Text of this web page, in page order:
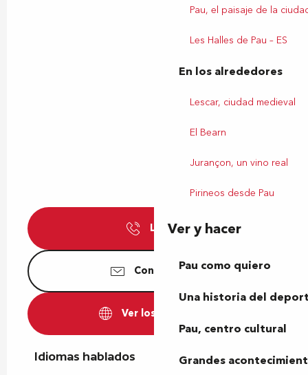
Pau, el paisaje de la
Les Halles de Pau – ES
En los alrededores
Lescar, ciudad medieval
El Bearn
Jurançon, un vino real
Pirineos desde Pau
Ver y hacer
Pau como quiero
Una historia del
Pau, centro cultural
Grandes
Llamar
Contáctenos
Ver los sitios web
Idiomas hablados
Idiomas hablados